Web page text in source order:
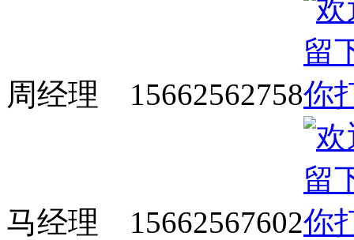
周经理 15662562758
马经理 15662567602